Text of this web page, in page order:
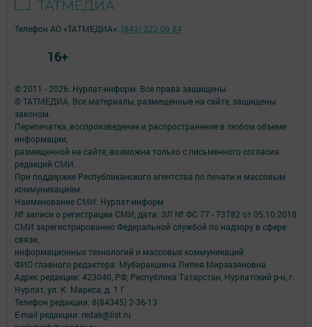
© 2011 - 2026. Нурлат-⁠информ. Все права защищены.
© ТАТМЕДИА. Все материалы, размещенные на сайте, защищены
законом.
Перепечатка, воспроизведение и распространение в любом объеме
информации,
размещенной на сайте, возможна только с письменного согласия
редакций СМИ.
При поддержке Республиканского агентства по печати и массовым
коммуникациям.
Наименование СМИ: Нурлат-⁠информ
№ записи о регистрации СМИ, дата: ЭЛ № ФС 77 -⁠ 73782 от 05.10.2018
СМИ зарегистрированно Федеральной службой по надзору в сфере
связи,
информационных технологий и массовых коммуникаций
ФИО главного редактора: Мубаракшина Лилия Мирзазяновна
Адрес редакции: 423040, РФ, Республика Татарстан, Нурлатский р-н, г.
Нурлат, ул. К. Маркса, д. 1 Г
Телефон редакции: 8(84345) 2-36-13
E-mail редакции: redak@list.ru
Телефон АО «ТАТМЕДИА»: (843) 222 09 84
16+